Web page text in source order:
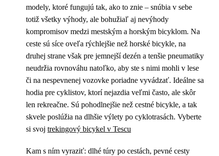
modely, ktoré fungujú tak, ako to znie – snúbia v sebe
totiž všetky výhody, ale bohužiaľ aj nevýhody
kompromisov medzi mestským a horským bicyklom. Na
ceste sú síce oveľa rýchlejšie než horské bicykle, na
druhej strane však pre jemnejší dezén a tenšie pneumatiky
neudržia rovnováhu natoľko, aby ste s nimi mohli v lese
či na nespevnenej vozovke poriadne vyvádzať. Ideálne sa
hodia pre cyklistov, ktorí nejazdia veľmi často, ale skôr
len rekreačne. Sú pohodlnejšie než cestné bicykle, a tak
skvele poslúžia na dlhšie výlety po cyklotrasách. Vyberte
si svoj trekingový bicykel v Tescu
Kam s ním vyraziť: dlhé túry po cestách, pevné cesty